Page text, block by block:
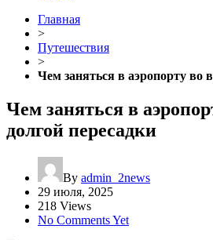
Главная
>
Путешествия
>
Чем заняться в аэропорту во
Чем заняться в
долгой пересадки
By admin_2news
29 июля, 2025
218 Views
No Comments Yet